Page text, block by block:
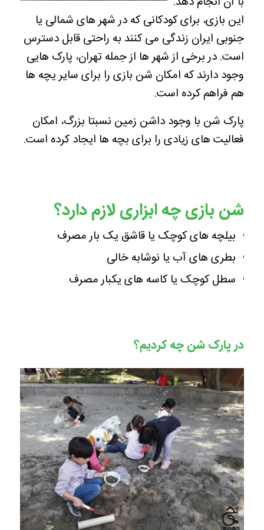
این بازی، برای کودکانی که در شهر های شمالی یا
جنوبی ایران زندگی می کنند به راحتی قابل دسترس
است. در برخی از شهر ها از جمله تهران، پارک هایی
وجود دارند که امکان شن بازی را برای سایر یچه ها
هم فراهم کرده است.
پارک شن با وجود داشن زمین نسبتا بزرگ، امکان
فعالیت های زیادی را برای بچه ها ایجاد کرده است.
شن بازی چه ابزاری لازم دارد؟
بیلچه های کوچک یا قاشق یک بار مصرف
بطری های آب یا نوشابه خالی
سطل کوچک یا کاسه های یکبار مصرف
در پارک شن چه کردیم؟